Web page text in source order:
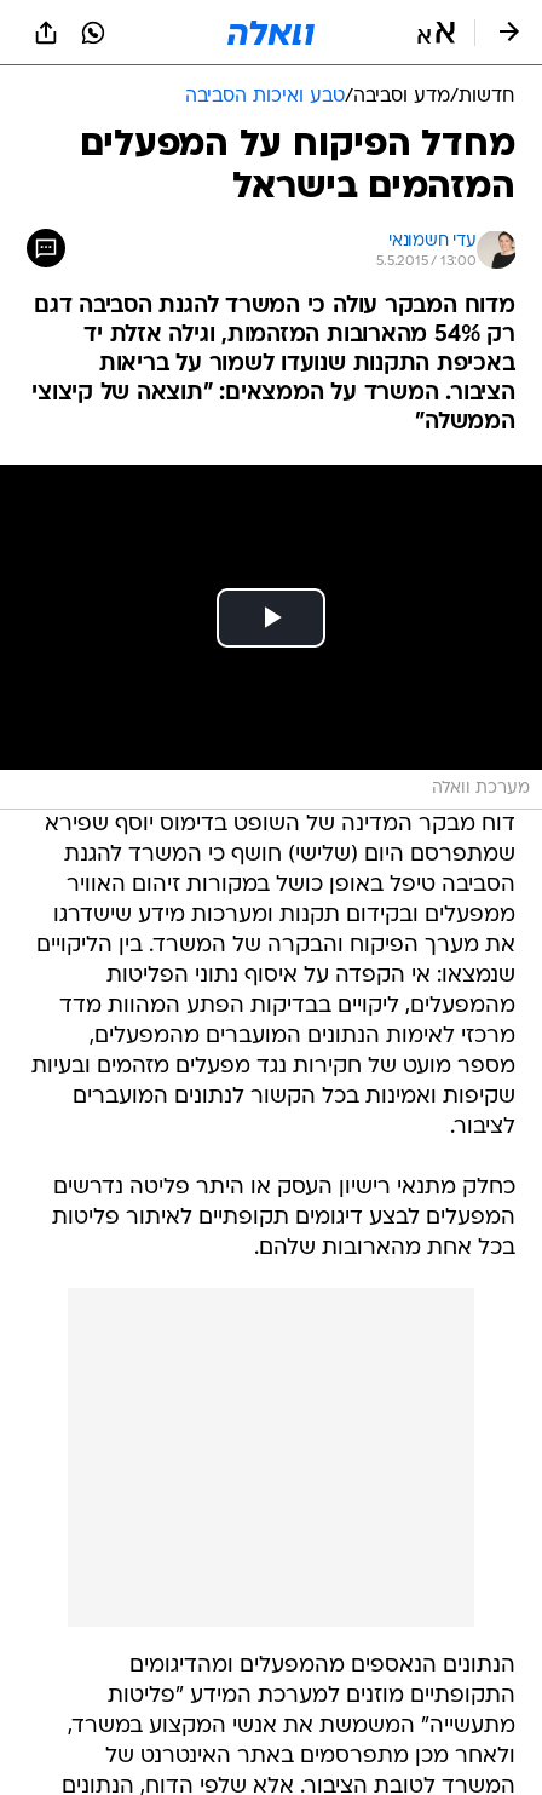
חדשות/מדע וסביבה/טבע ואיכות הסביבה
מחדל הפיקוח על המפעלים
המזהמים בישראל
עדי חשמונאי
5.5.2015 / 13:00
מדוח המבקר עולה כי המשרד להגנת הסביבה דגם
רק 54% מהארובות המזהמות, וגילה אזלת יד
באכיפת התקנות שנועדו לשמור על בריאות
הציבור. המשרד על הממצאים: "תוצאה של קיצוצי
הממשלה"
מערכת וואלה
דוח מבקר המדינה של השופט בדימוס יוסף שפירא
שמתפרסם היום (שלישי) חושף כי המשרד להגנת
הסביבה טיפל באופן כושל במקורות זיהום האוויר
ממפעלים ובקידום תקנות ומערכות מידע שישדרגו
את מערך הפיקוח והבקרה של המשרד. בין הליקויים
שנמצאו: אי הקפדה על איסוף נתוני הפליטות
מהמפעלים, ליקויים בבדיקות הפתע המהוות מדד
מרכזי לאימות הנתונים המועברים מהמפעלים,
מספר מועט של חקירות נגד מפעלים מזהמים ובעיות
שקיפות ואמינות בכל הקשור לנתונים המועברים
לציבור.
כחלק מתנאי רישיון העסק או היתר פליטה נדרשים
המפעלים לבצע דיגומים תקופתיים לאיתור פליטות
בכל אחת מהארובות שלהם.
הנתונים הנאספים מהמפעלים ומהדיגומים
התקופתיים מוזנים למערכת המידע "פליטות
מתעשייה" המשמשת את אנשי המקצוע במשרד,
ולאחר מכן מתפרסמים באתר האינטרנט של
המשרד לטובת הציבור. אלא שלפי הדוח, הנתונים